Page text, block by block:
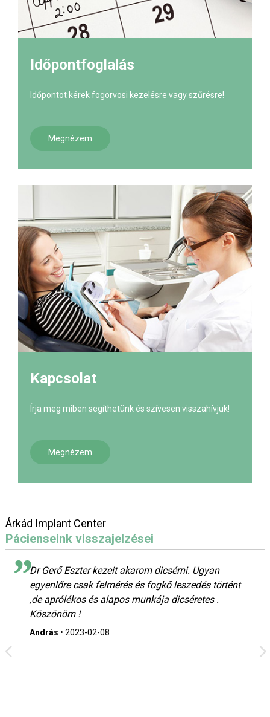
Időpontfoglalás
Időpontot kérek fogorvosi kezelésre vagy szűrésre!
Megnézem
Kapcsolat
Írja meg miben segíthetünk és szívesen visszahívjuk!
Megnézem
Árkád Implant Center
Pácienseink visszajelzései
Dr Gerő Eszter kezeit akarom dicsérni. Ugyan
egyenlőre csak felmérés és fogkő leszedés történt
,de aprólékos és alapos munkája dicséretes .
Köszönöm !
András • 2023-02-08